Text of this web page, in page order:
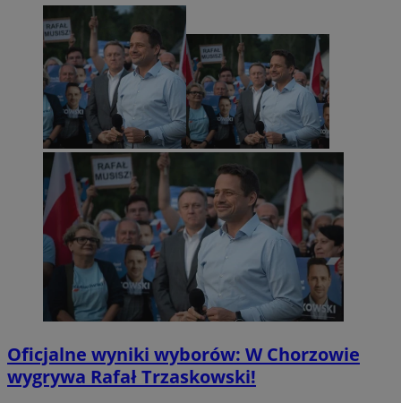
Oficjalne wyniki wyborów: W Chorzowie
wygrywa Rafał Trzaskowski!